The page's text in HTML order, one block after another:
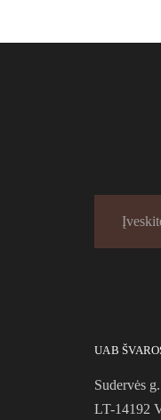
UAB
Sudervės
LT-14192